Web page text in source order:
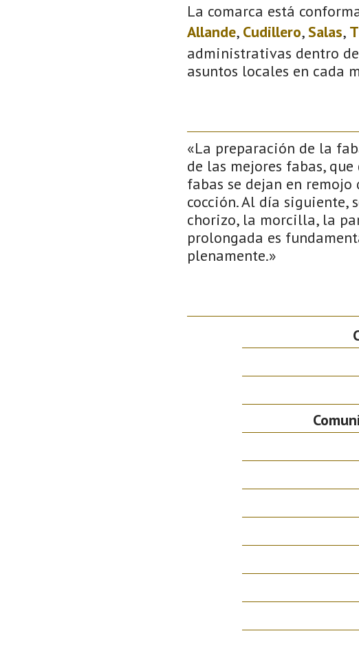
La comarca está
Allande, Cudillero,Salas,
administrativas dentro
asuntos locales en cada
«La preparación de la
de las mejores fabas,
fabas se dejan en
cocción. Al día siguiente,
chorizo, la morcilla, la
prolongada es
plenamente.»